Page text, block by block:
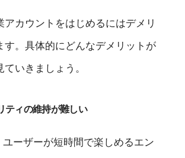
アカウントをはじめるにはデメリ
す。具体的にどんなデメリットが
いきましょう。
ティの維持が難しい
ユーザーが短時間で楽しめるエン